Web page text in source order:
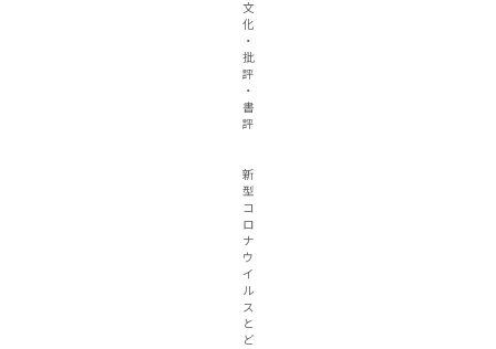
文
化
・
批
評
・
書
評
新
型
コ
ロ
ナ
ウ
イ
ル
ス
と
ど